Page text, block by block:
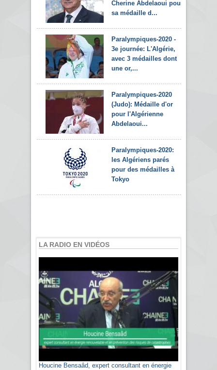
Cherine Abdelaoui pour
sa médaille d...
Paralympiques-2020 -
3e journée: L'Algérie,
avec 3 médailles dont
une or,...
Paralympiques-2020
(Judo): Médaille d'or
pour l'Algérienne
Abdelaoui...
Paralympiques-2020:
les Algériens parés
pour des médailles à
Tokyo
LA RADIO EN VIDÉOS
Houcine Bensaâd, expert consultant en énergie